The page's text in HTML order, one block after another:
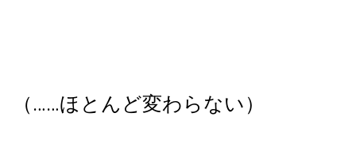
（……ほとんど変わらない）